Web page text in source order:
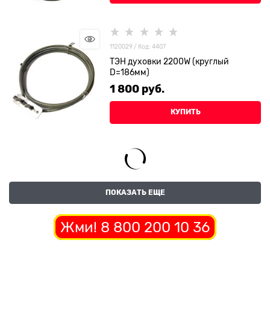
1120029 / Код: 4407
ТЭН духовки 2200W (круглый
D=186мм)
1 800 руб.
КУПИТЬ
ПОКАЗАТЬ ЕЩЕ
Жми! 8 800 200 10 36